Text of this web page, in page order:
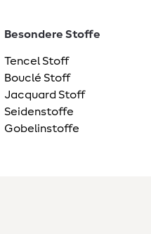
Besondere Stoffe
Tencel Stoff
Bouclé Stoff
Jacquard Stoff
Seidenstoffe
Gobelinstoffe